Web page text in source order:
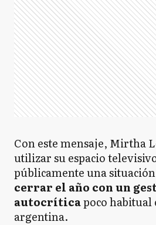
Con este mensaje, Mirtha
utilizar su espacio
públicamente una
cerrar el año con un
autocríticapoco
argentina.